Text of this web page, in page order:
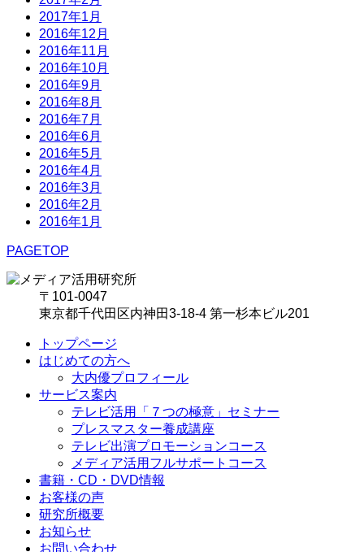
2017年1月
2016年12月
2016年11月
2016年10月
2016年9月
2016年8月
2016年7月
2016年6月
2016年5月
2016年4月
2016年3月
2016年2月
2016年1月
PAGETOP
〒101-0047
東京都千代田区内神田3-18-4 第一杉本ビル201
トップページ
はじめての方へ
大内優プロフィール
サービス案内
テレビ活用「７つの極意」セミナー
プレスマスター養成講座
テレビ出演プロモーションコース
メディア活用フルサポートコース
書籍・CD・DVD情報
お客様の声
研究所概要
お知らせ
お問い合わせ